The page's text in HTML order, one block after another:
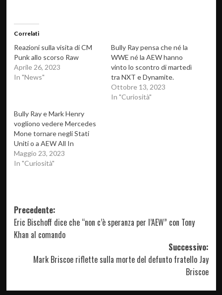
Correlati
Reazioni sulla visita di CM
Punk allo scorso Raw
Aprile 26, 2023
In "News"
Bully Ray pensa che né la
WWE né la AEW hanno
vinto lo scontro di martedì
tra NXT e Dynamite.
Ottobre 13, 2023
In "Curiosità"
Bully Ray e Mark Henry
vogliono vedere Mercedes
Mone tornare negli Stati
Uniti o a AEW All In
Maggio 23, 2023
In "Curiosità"
Navigazione
articolo
Precedente:
Eric Bischoff dice che “non c’è speranza per l’AEW” con Tony
Khan al comando
Successivo:
Mark Briscoe riflette sulla morte del defunto fratello Jay
Briscoe